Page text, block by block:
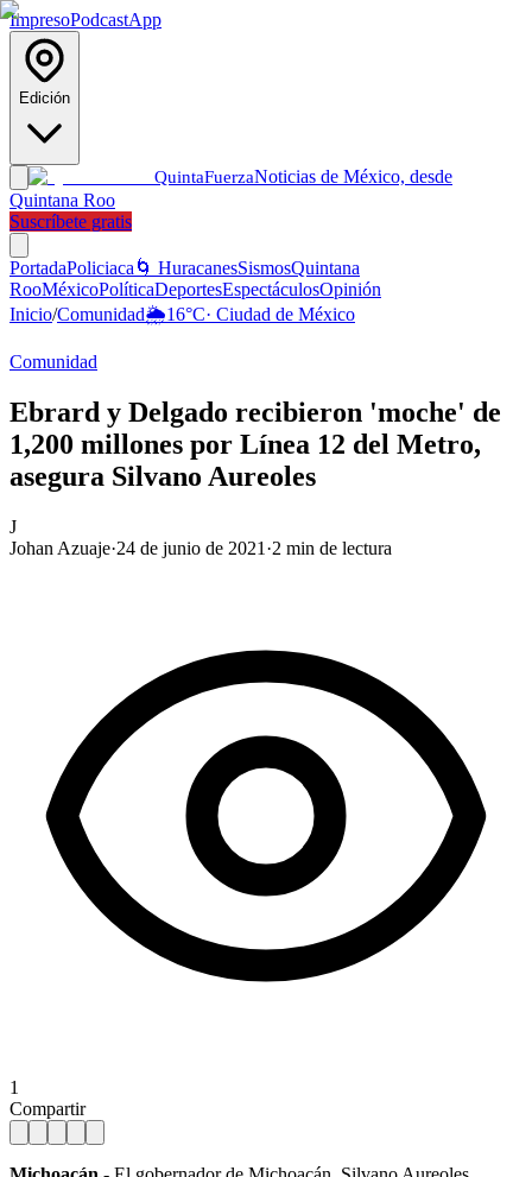
ImpresoPodcastApp
Edición
QuintaFuerzaNoticias de México, desde
Quintana Roo
Suscríbete gratis
PortadaPoliciaca 🌀 HuracanesSismosQuintana
RooMéxicoPolíticaDeportesEspectáculosOpinión
Inicio/Comunidad🌦️16°C· Ciudad de México
Comunidad
Ebrard y Delgado recibieron 'moche' de
1,200 millones por Línea 12 del Metro,
asegura Silvano Aureoles
J
Johan Azuaje·24 de junio de 2021 ·2 min de lectura
1
Compartir